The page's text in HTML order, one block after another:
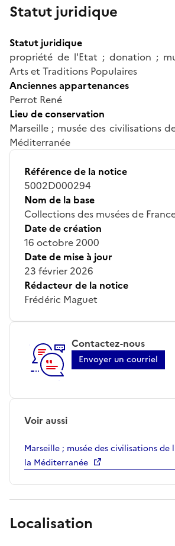
Statut juridique
Statut juridique
propriété de l'Etat ; donation ;
Arts et Traditions Populaires
Anciennes appartenances
Perrot René
Lieu de conservation
Marseille ; musée des civilisations
Méditerranée
Référence de la notice
5002D000294
Nom de la base
Collections des musées de
Date de création
16 octobre 2000
Date de mise à jour
23 février 2026
Rédacteur de la notice
Frédéric Maguet
Contactez-nous
Envoyer un courriel
Voir aussi
Marseille ; musée des civilisations de
la Méditerranée
Localisation